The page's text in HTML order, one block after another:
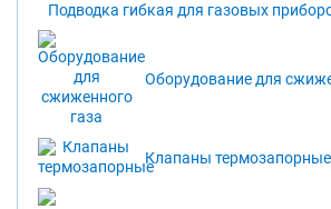
Подводка гибкая для газовых
Оборудование для
Клапаны термозапорные